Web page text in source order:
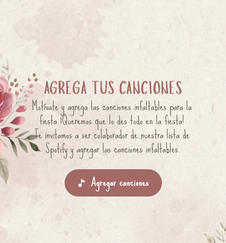
AGREGA TUS CANCIONES
Motívate y agrega las canciones infaltables para la
fiesta ¡Queremos que lo des todo en la fiesta!
Te invitamos a ser colaborador de nuestra lista de
Spotify y agregar las canciones infaltables.
Agregar canciones